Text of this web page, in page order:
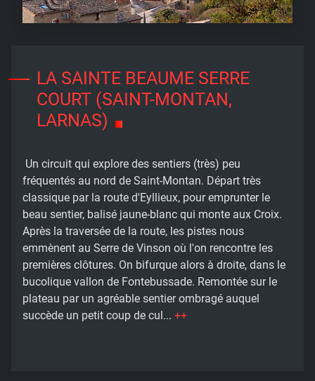
LA SAINTE BEAUME SERRE
COURT (SAINT-MONTAN,
LARNAS)
Un circuit qui explore des sentiers (très) peu
fréquentés au nord de Saint-Montan. Départ très
classique par la route d'Eyllieux, pour emprunter le
beau sentier, balisé jaune-blanc qui monte aux Croix.
Après la traversée de la route, les pistes nous
emmènent au Serre de Vinson où l'on rencontre les
premières clôtures. On bifurque alors à droite, dans le
bucolique vallon de Fontebussade. Remontée sur le
plateau par un agréable sentier ombragé auquel
succède un petit coup de cul... ++